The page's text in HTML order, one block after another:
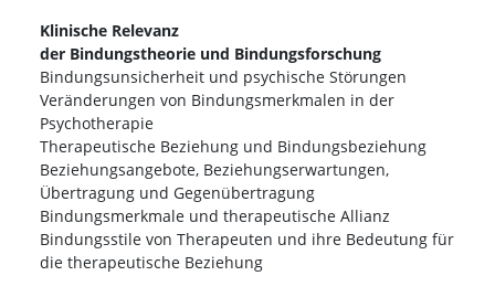
Klinische Relevanz
der Bindungstheorie und Bindungsforschung
Bindungsunsicherheit und psychische Störungen
Veränderungen von Bindungsmerkmalen in der
Psychotherapie
Therapeutische Beziehung und Bindungsbeziehung
Beziehungsangebote, Beziehungserwartungen,
Übertragung und Gegenübertragung
Bindungsmerkmale und therapeutische Allianz
Bindungsstile von Therapeuten und ihre Bedeutung für
die therapeutische Beziehung